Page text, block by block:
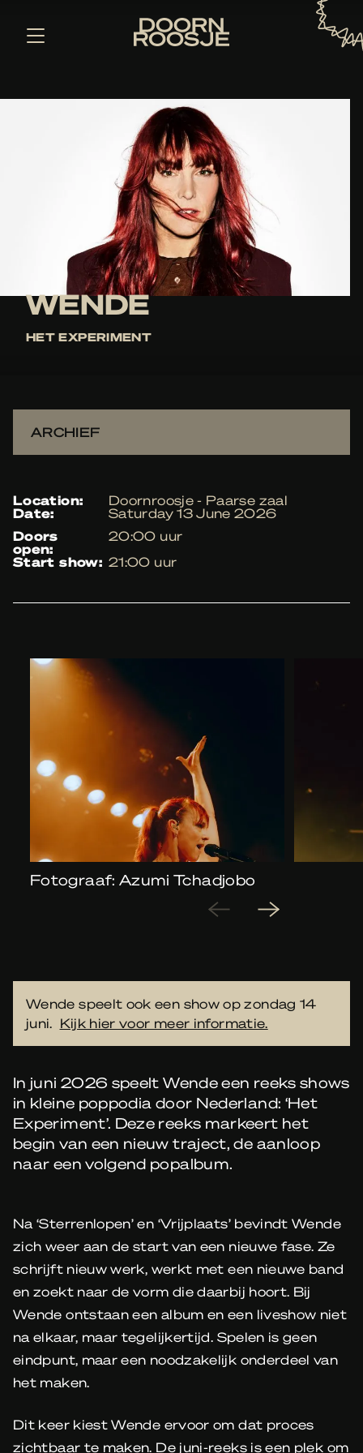
WENDE
HET EXPERIMENT
ARCHIEF
location: Doornroosje - Paarse zaal
date:
Saturday 13 June 2026
doors
open:
20:00 uur
start show: 21:00 uur
Fotograaf: Azumi Tchadjobo
Wende speelt ook een show op zondag 14
juni. Kijk hier voor meer informatie.
In juni 2026 speelt Wende een reeks shows
in kleine poppodia door Nederland: ‘Het
Experiment’. Deze reeks markeert het
begin van een nieuw traject, de aanloop
naar een volgend popalbum.
Na ‘Sterrenlopen’ en ‘Vrijplaats’ bevindt Wende
zich weer aan de start van een nieuwe fase. Ze
schrijft nieuw werk, werkt met een nieuwe band
en zoekt naar de vorm die daarbij hoort. Bij
Wende ontstaan een album en een liveshow niet
na elkaar, maar tegelijkertijd. Spelen is geen
eindpunt, maar een noodzakelijk onderdeel van
het maken.
Dit keer kiest Wende ervoor om dat proces
zichtbaar te maken. De juni-reeks is een plek om